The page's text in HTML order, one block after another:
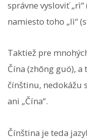
správne vysloviť
namiesto toho „lì“
Taktiež pre
Čína (zhōng guó), a
čínštinu, nedokážu
ani „Čína“.
Čínština je teda